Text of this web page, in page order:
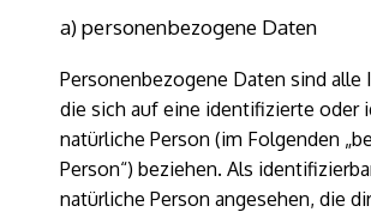
a) personenbezogene Daten
Personenbezogene Daten sind
die sich auf eine identifizierte oder
natürliche Person (im Folgenden
Person“) beziehen. Als
natürliche Person angesehen, die